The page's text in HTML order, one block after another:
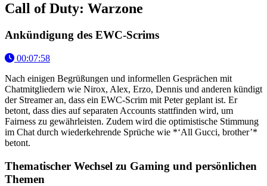
Call of Duty: Warzone
Ankündigung des EWC-Scrims
00:07:58
Nach einigen Begrüßungen und informellen Gesprächen mit
Chatmitgliedern wie Nirox, Alex, Erzo, Dennis und anderen kündigt
der Streamer an, dass ein EWC-Scrim mit Peter geplant ist. Er
betont, dass dies auf separaten Accounts stattfinden wird, um
Fairness zu gewährleisten. Zudem wird die optimistische Stimmung
im Chat durch wiederkehrende Sprüche wie *‘All Gucci, brother’*
betont.
Thematischer Wechsel zu Gaming und persönlichen
Themen